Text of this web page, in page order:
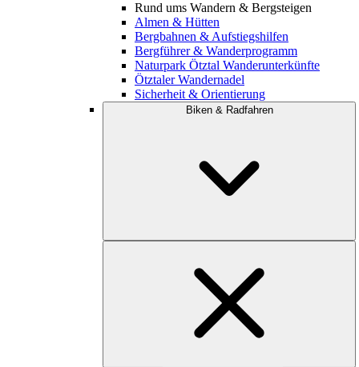
Rund ums Wandern & Bergsteigen
Almen & Hütten
Bergbahnen & Aufstiegshilfen
Bergführer & Wanderprogramm
Naturpark Ötztal Wanderunterkünfte
Ötztaler Wandernadel
Sicherheit & Orientierung
Biken & Radfahren